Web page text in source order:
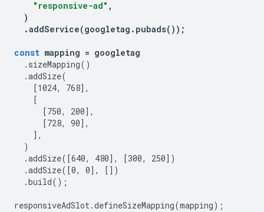
"responsive-ad" ,
)
.addService(googletag . pubads());
const mapping = googletag
. sizeMapping()
.addSize(
[1024, 768],
[
[750, 200],
[728, 90],
],
)
.addSize([640, 480], [300, 250])
.addSize([0, 0],
[])
.build();
responsiveAdSlot.defineSizeMapping(mapping);